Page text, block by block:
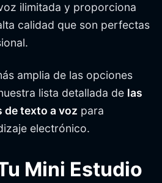
ilimitada y proporciona
calidad que son perfectas
amplia de las opciones
lista detallada de las
de texto a voz para
electrónico.
Mini Estudio